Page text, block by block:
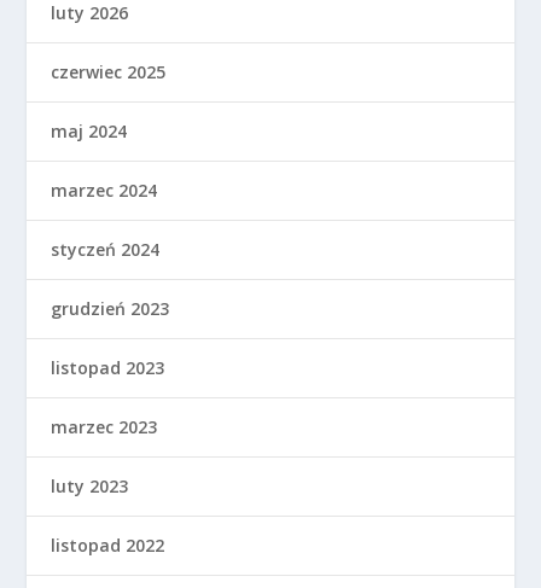
luty 2026
czerwiec 2025
maj 2024
marzec 2024
styczeń 2024
grudzień 2023
listopad 2023
marzec 2023
luty 2023
listopad 2022